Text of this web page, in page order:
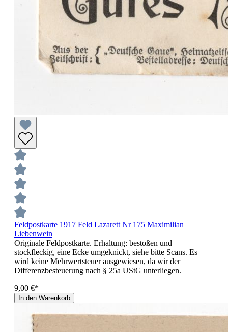
Feldpostkarte 1917 Feld Lazarett Nr 175 Maximilian
Liebenwein
Originale Feldpostkarte. Erhaltung: bestoßen und
stockfleckig, eine Ecke umgeknickt, siehe bitte Scans. Es
wird keine Mehrwertsteuer ausgewiesen, da wir der
Differenzbesteuerung nach § 25a UStG unterliegen.
9,00 €*
In den Warenkorb